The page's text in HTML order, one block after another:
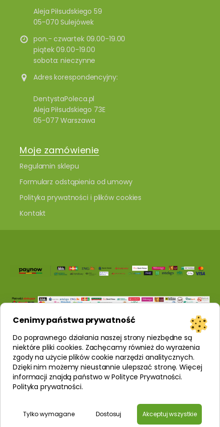
Aleja Piłsudskiego 59
05-070 Sulejówek
pon.- czwartek 09.00-19.00
piątek 09.00-19.00
sobota: nieczynne
Adres korespondencyjny:
DentystaPoleca.pl
Aleja Piłsudskiego 73E
05-077 Warszawa
Moje zamówienie
Regulamin sklepu
Formularz odstąpienia od umowy
Polityka prywatności i plików cookies
Kontakt
Cenimy państwa prywatność
Do poprawnego działania naszej strony niezbędne są
niektóre pliki cookies. Zachęcamy również do wyrażenia
zgody na użycie plików cookie narzędzi analitycznych.
Dzięki nim możemy nieustannie ulepszać stronę. Więcej
informacji znajdą państwo w Polityce Prywatności.
Polityka prywatności.
Dostosuj
Tylko wymagane Akceptuj wszystkie